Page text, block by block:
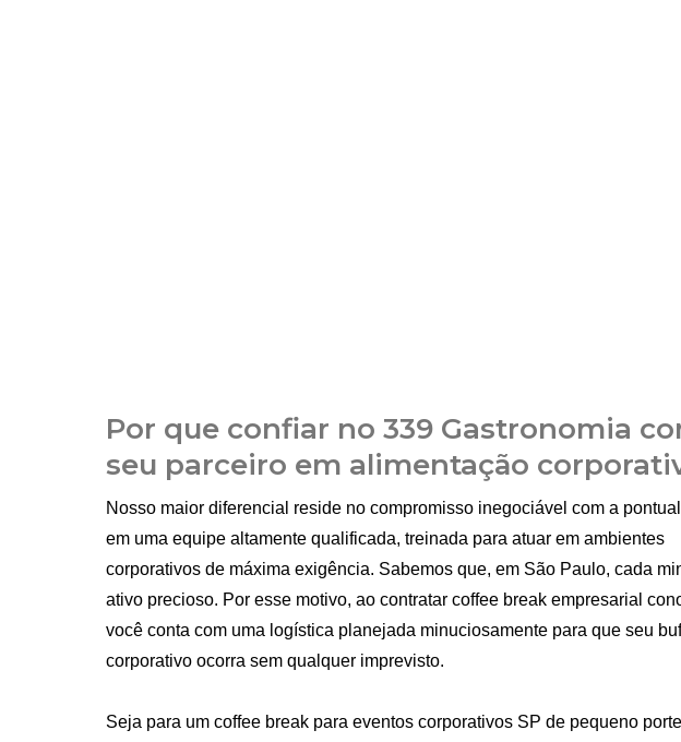
Por que confiar no 339 Gastronomia
seu parceiro em alimentação
Nosso maior diferencial reside no compromisso inegociável com a
em uma equipe altamente qualificada, treinada para atuar em ambientes
corporativos de máxima exigência. Sabemos que, em São Paulo, cada
ativo precioso. Por esse motivo, ao contratar coffee break empresarial
você conta com uma logística planejada minuciosamente para que seu
corporativo ocorra sem qualquer imprevisto.
Seja para um coffee break para eventos corporativos SP de pequeno